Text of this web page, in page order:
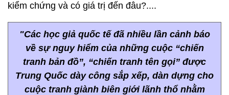
kiểm chứng và có giá trị đến đâu?....
"Các học giả quốc tế đã nhiều lần cảnh báo
về sự nguy hiểm của những cuộc “chiến
tranh bản đồ”, “chiến tranh tên gọi” được
Trung Quốc dày công sắp xếp, dàn dựng cho
cuộc tranh giành biên giới lãnh thổ nhằm